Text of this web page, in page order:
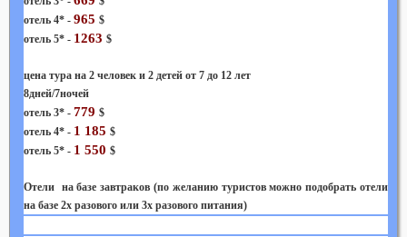
отель 4* - 965 $
отель 5* - 1263 $
цена тура на 2 человек и 2 детей от 7 до 12 лет
8дней/7ночей
отель 3* - 779 $
отель 4* - 1 185 $
отель 5* - 1 550 $
Отели на базе завтраков (по желанию туристов можно подобрать отели
на базе 2х разового или 3х разового питания)